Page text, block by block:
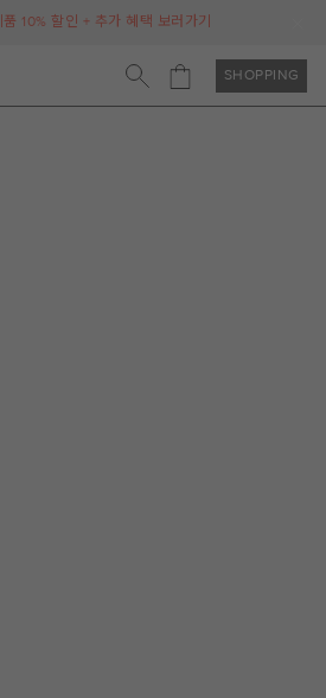
10% 할인 + 추가 혜택 보러가기
SHOPPING